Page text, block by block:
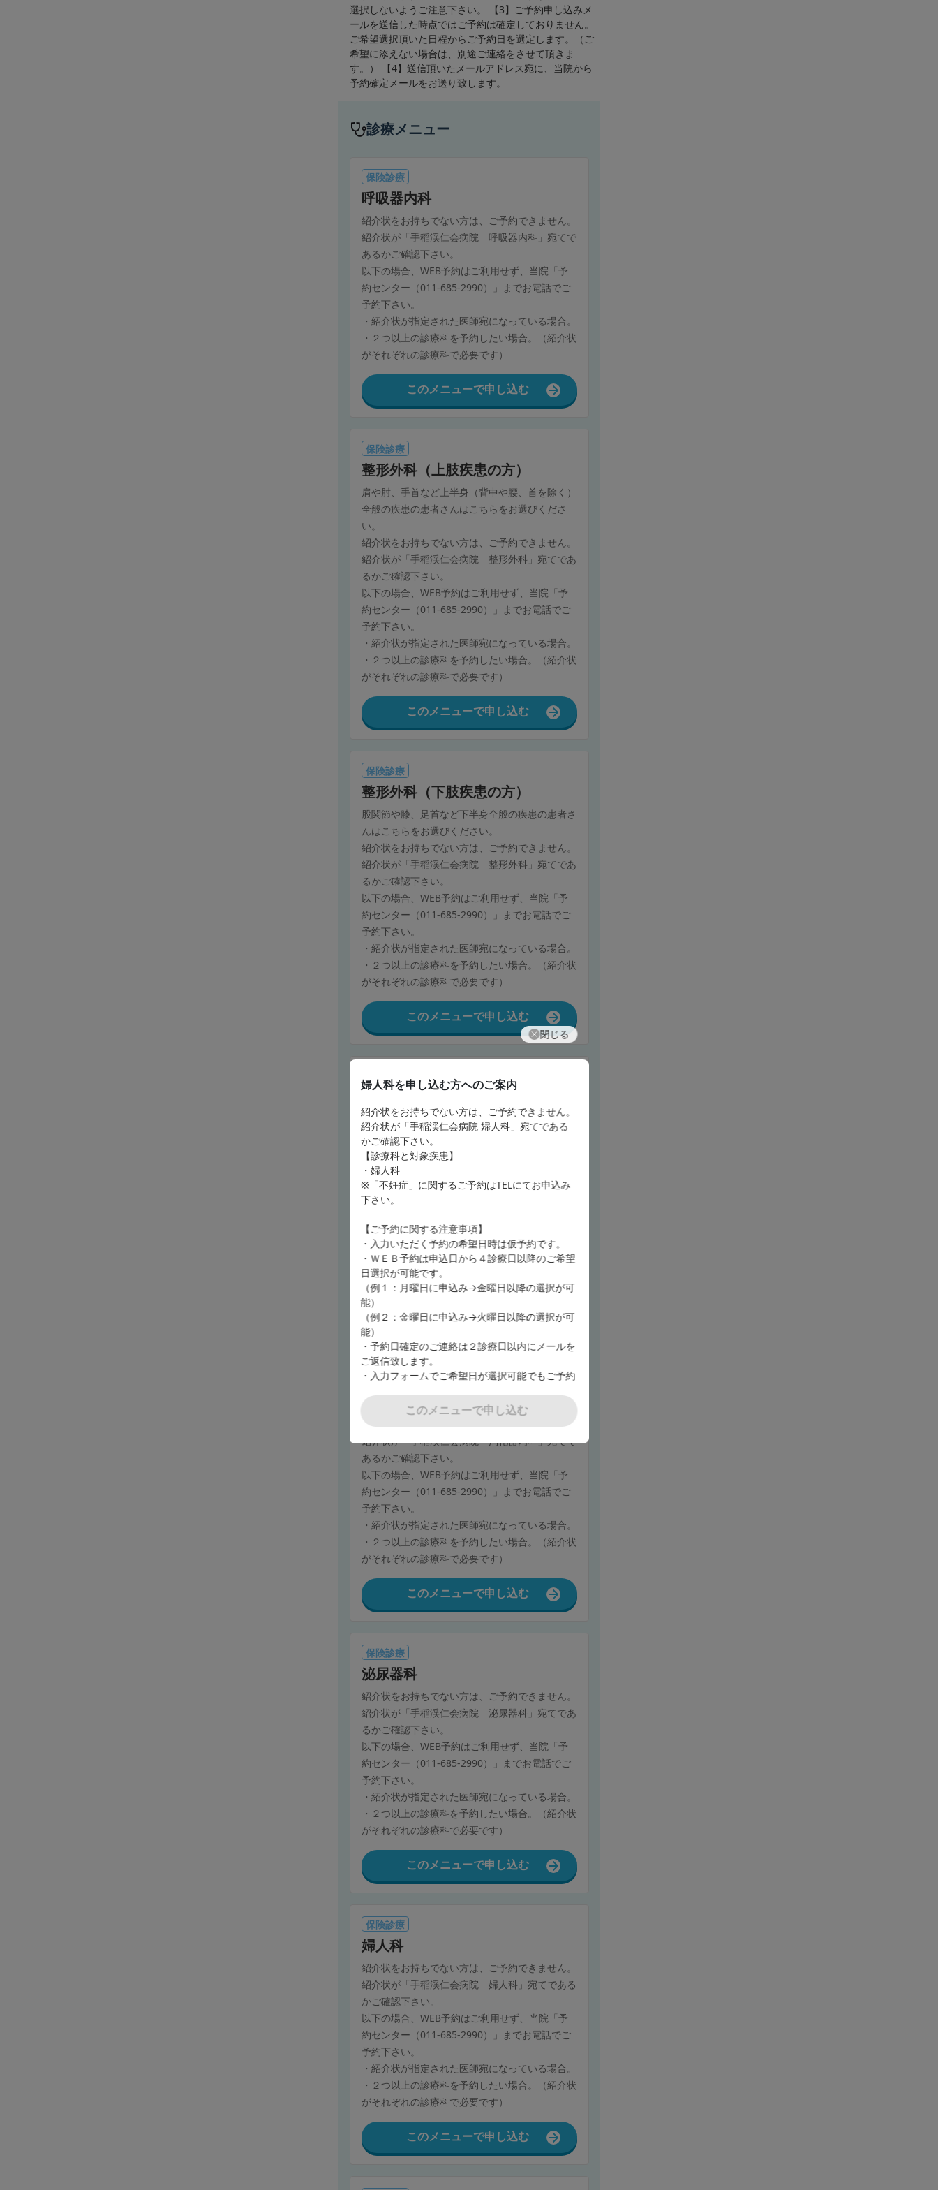
選択しないようご注意下さい。 【3】ご予約申し込みメ
ールを送信した時点ではご予約は確定しておりません。
ご希望選択頂いた日程からご予約日を選定します。（ご
希望に添えない場合は、別途ご連絡をさせて頂きま
す。） 【4】送信頂いたメールアドレス宛に、当院から
予約確定メールをお送り致します。
診療メニュー
保険診療
呼吸器内科
紹介状をお持ちでない方は、ご予約できません。
紹介状が「手稲渓仁会病院 呼吸器内科」宛てで
あるかご確認下さい。
以下の場合、WEB予約はご利用せず、当院「予
約センター（011-685-2990）」までお電話でご
予約下さい。
・紹介状が指定された医師宛になっている場合。
・２つ以上の診療科を予約したい場合。（紹介状
がそれぞれの診療科で必要です）
このメニューで申し込む
保険診療
整形外科（上肢疾患の方）
肩や肘、手首など上半身（背中や腰、首を除く）
全般の疾患の患者さんはこちらをお選びくださ
い。
紹介状をお持ちでない方は、ご予約できません。
紹介状が「手稲渓仁会病院 整形外科」宛てであ
るかご確認下さい。
以下の場合、WEB予約はご利用せず、当院「予
約センター（011-685-2990）」までお電話でご
予約下さい。
・紹介状が指定された医師宛になっている場合。
・２つ以上の診療科を予約したい場合。（紹介状
がそれぞれの診療科で必要です）
このメニューで申し込む
保険診療
整形外科（下肢疾患の方）
股関節や膝、足首など下半身全般の疾患の患者さ
んはこちらをお選びください。
紹介状をお持ちでない方は、ご予約できません。
紹介状が「手稲渓仁会病院 整形外科」宛てであ
るかご確認下さい。
以下の場合、WEB予約はご利用せず、当院「予
約センター（011-685-2990）」までお電話でご
予約下さい。
・紹介状が指定された医師宛になっている場合。
・２つ以上の診療科を予約したい場合。（紹介状
がそれぞれの診療科で必要です）
このメニューで申し込む
保険診療
整形外科（脊椎疾患の方）
首、背中、腰の痛みや手足のしびれ等の症状の患
者さんはこちらをお選びください。
紹介状をお持ちでない方は、ご予約できません。
紹介状が「手稲渓仁会病院 整形外科」宛てであ
るかご確認下さい。
以下の場合、WEB予約はご利用せず、当院「予
予約下さい。
・紹介状が指定された医師宛になっている場合。
・２つ以上の診療科を予約したい場合。（紹介状
がそれぞれの診療科で必要です）
このメニューで申し込む
保険診療
消化器内科
紹介状をお持ちでない方は、ご予約できません。
紹介状が「手稲渓仁会病院 消化器内科」宛てで
あるかご確認下さい。
以下の場合、WEB予約はご利用せず、当院「予
約センター（011-685-2990）」までお電話でご
予約下さい。
・紹介状が指定された医師宛になっている場合。
・２つ以上の診療科を予約したい場合。（紹介状
がそれぞれの診療科で必要です）
このメニューで申し込む
保険診療
泌尿器科
紹介状をお持ちでない方は、ご予約できません。
紹介状が「手稲渓仁会病院 泌尿器科」宛てであ
るかご確認下さい。
以下の場合、WEB予約はご利用せず、当院「予
約センター（011-685-2990）」までお電話でご
予約下さい。
・紹介状が指定された医師宛になっている場合。
・２つ以上の診療科を予約したい場合。（紹介状
がそれぞれの診療科で必要です）
このメニューで申し込む
保険診療
婦人科
紹介状をお持ちでない方は、ご予約できません。
紹介状が「手稲渓仁会病院 婦人科」宛てである
かご確認下さい。
以下の場合、WEB予約はご利用せず、当院「予
約センター（011-685-2990）」までお電話でご
予約下さい。
・紹介状が指定された医師宛になっている場合。
・２つ以上の診療科を予約したい場合。（紹介状
がそれぞれの診療科で必要です）
このメニューで申し込む
閉じる
婦人科を申し込む方へのご案内
紹介状をお持ちでない方は、ご予約できません。
紹介状が「手稲渓仁会病院 婦人科」宛てである
かご確認下さい。
【診療科と対象疾患】
・婦人科
※「不妊症」に関するご予約はTELにてお申込み
下さい。
【ご予約に関する注意事項】
・入力いただく予約の希望日時は仮予約です。
・ＷＥＢ予約は申込日から４診療日以降のご希望
日選択が可能です。
（例１：月曜日に申込み→金曜日以降の選択が可
能）
（例２：金曜日に申込み→火曜日以降の選択が可
能）
・予約日確定のご連絡は２診療日以内にメールを
ご返信致します。
・入力フォームでご希望日が選択可能でもご予約
・ご希望日でのご予約が難しい場合は担当者より
ご連絡させていただきます。
で予めご了承ください。 予約フォームのカレン
ダー上でご選択いただけます下記祝日及び振り替
え休日、年末年始のご予約
○2026年
1月 1日（木）、2日（金）、12日（月）
2月11日（水）、23日（月）
3月20日（金）
4月29日（水）
5月 4日（月）～ 6日（水）
7月20日（月）
8月11日（火）
9月21日（月）～23日（水）
12月30日（水）、31日（木）
このメニューで申し込む